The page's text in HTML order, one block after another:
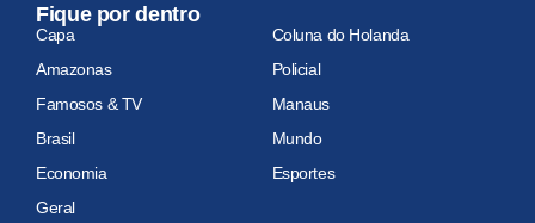
Fique por dentro
Capa
Coluna do Holanda
Amazonas
Policial
Famosos & TV
Manaus
Brasil
Mundo
Economia
Esportes
Geral